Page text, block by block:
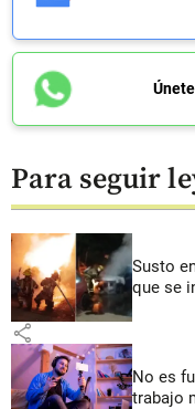
Para seguir
Susto
que se
share
No es
trabajo